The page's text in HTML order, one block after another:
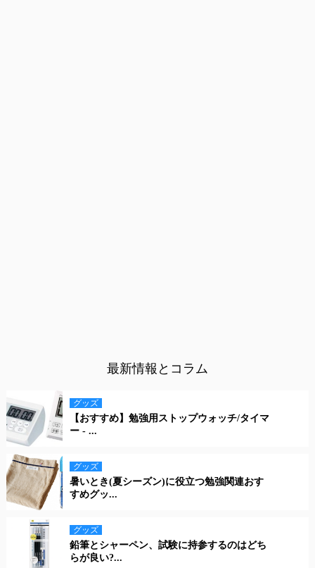
最新情報とコラム
グッズ
【おすすめ】勉強用ストップウォッチ/タイマ
ー - ...
グッズ
暑いとき(夏シーズン)に役立つ勉強関連おす
すめグッ...
グッズ
鉛筆とシャーペン、試験に持参するのはどち
らが良い?...